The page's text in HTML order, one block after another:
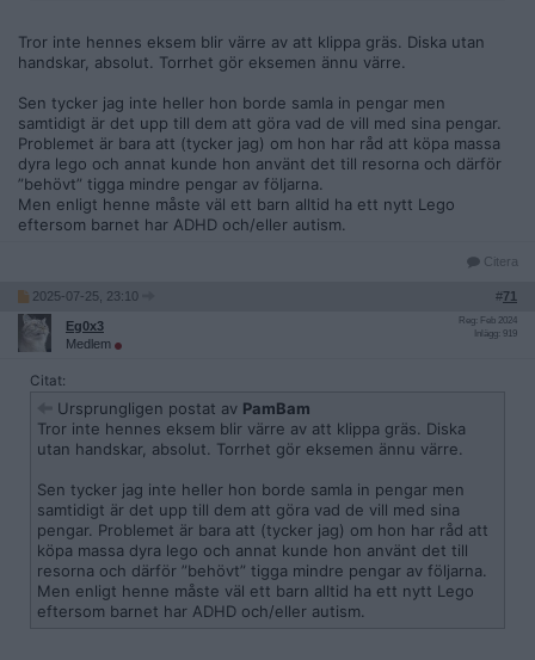
Tror inte hennes eksem blir värre av att klippa gräs. Diska utan
handskar, absolut. Torrhet gör eksemen ännu värre.
Sen tycker jag inte heller hon borde samla in pengar men
samtidigt är det upp till dem att göra vad de vill med sina pengar.
Problemet är bara att (tycker jag) om hon har råd att köpa massa
dyra lego och annat kunde hon använt det till resorna och därför
”behövt” tigga mindre pengar av följarna.
Men enligt henne måste väl ett barn alltid ha ett nytt Lego
eftersom barnet har ADHD och/eller autism.
Citera
2025-07-25, 23:10 #71
Eg0x3
Medlem
Reg: Feb 2024
Inlägg: 919
Citat:
Ursprungligen postat av PamBam
Tror inte hennes eksem blir värre av att klippa gräs. Diska
utan handskar, absolut. Torrhet gör eksemen ännu värre.
Sen tycker jag inte heller hon borde samla in pengar men
samtidigt är det upp till dem att göra vad de vill med sina
pengar. Problemet är bara att (tycker jag) om hon har råd att
köpa massa dyra lego och annat kunde hon använt det till
resorna och därför ”behövt” tigga mindre pengar av följarna.
Men enligt henne måste väl ett barn alltid ha ett nytt Lego
eftersom barnet har ADHD och/eller autism.